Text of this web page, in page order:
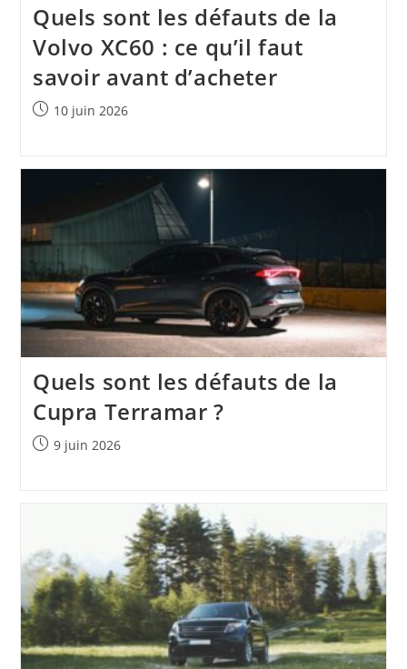
Quels sont les défauts de la
Volvo XC60 : ce qu’il faut
savoir avant d’acheter
Publication
10 juin 2026
Quels sont les défauts de la
Cupra Terramar ?
Publication
9 juin 2026